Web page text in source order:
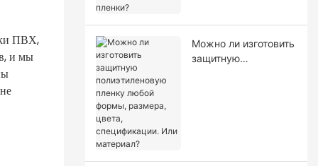
ПВХ,
и мы
Можно ли изготовить
защитную